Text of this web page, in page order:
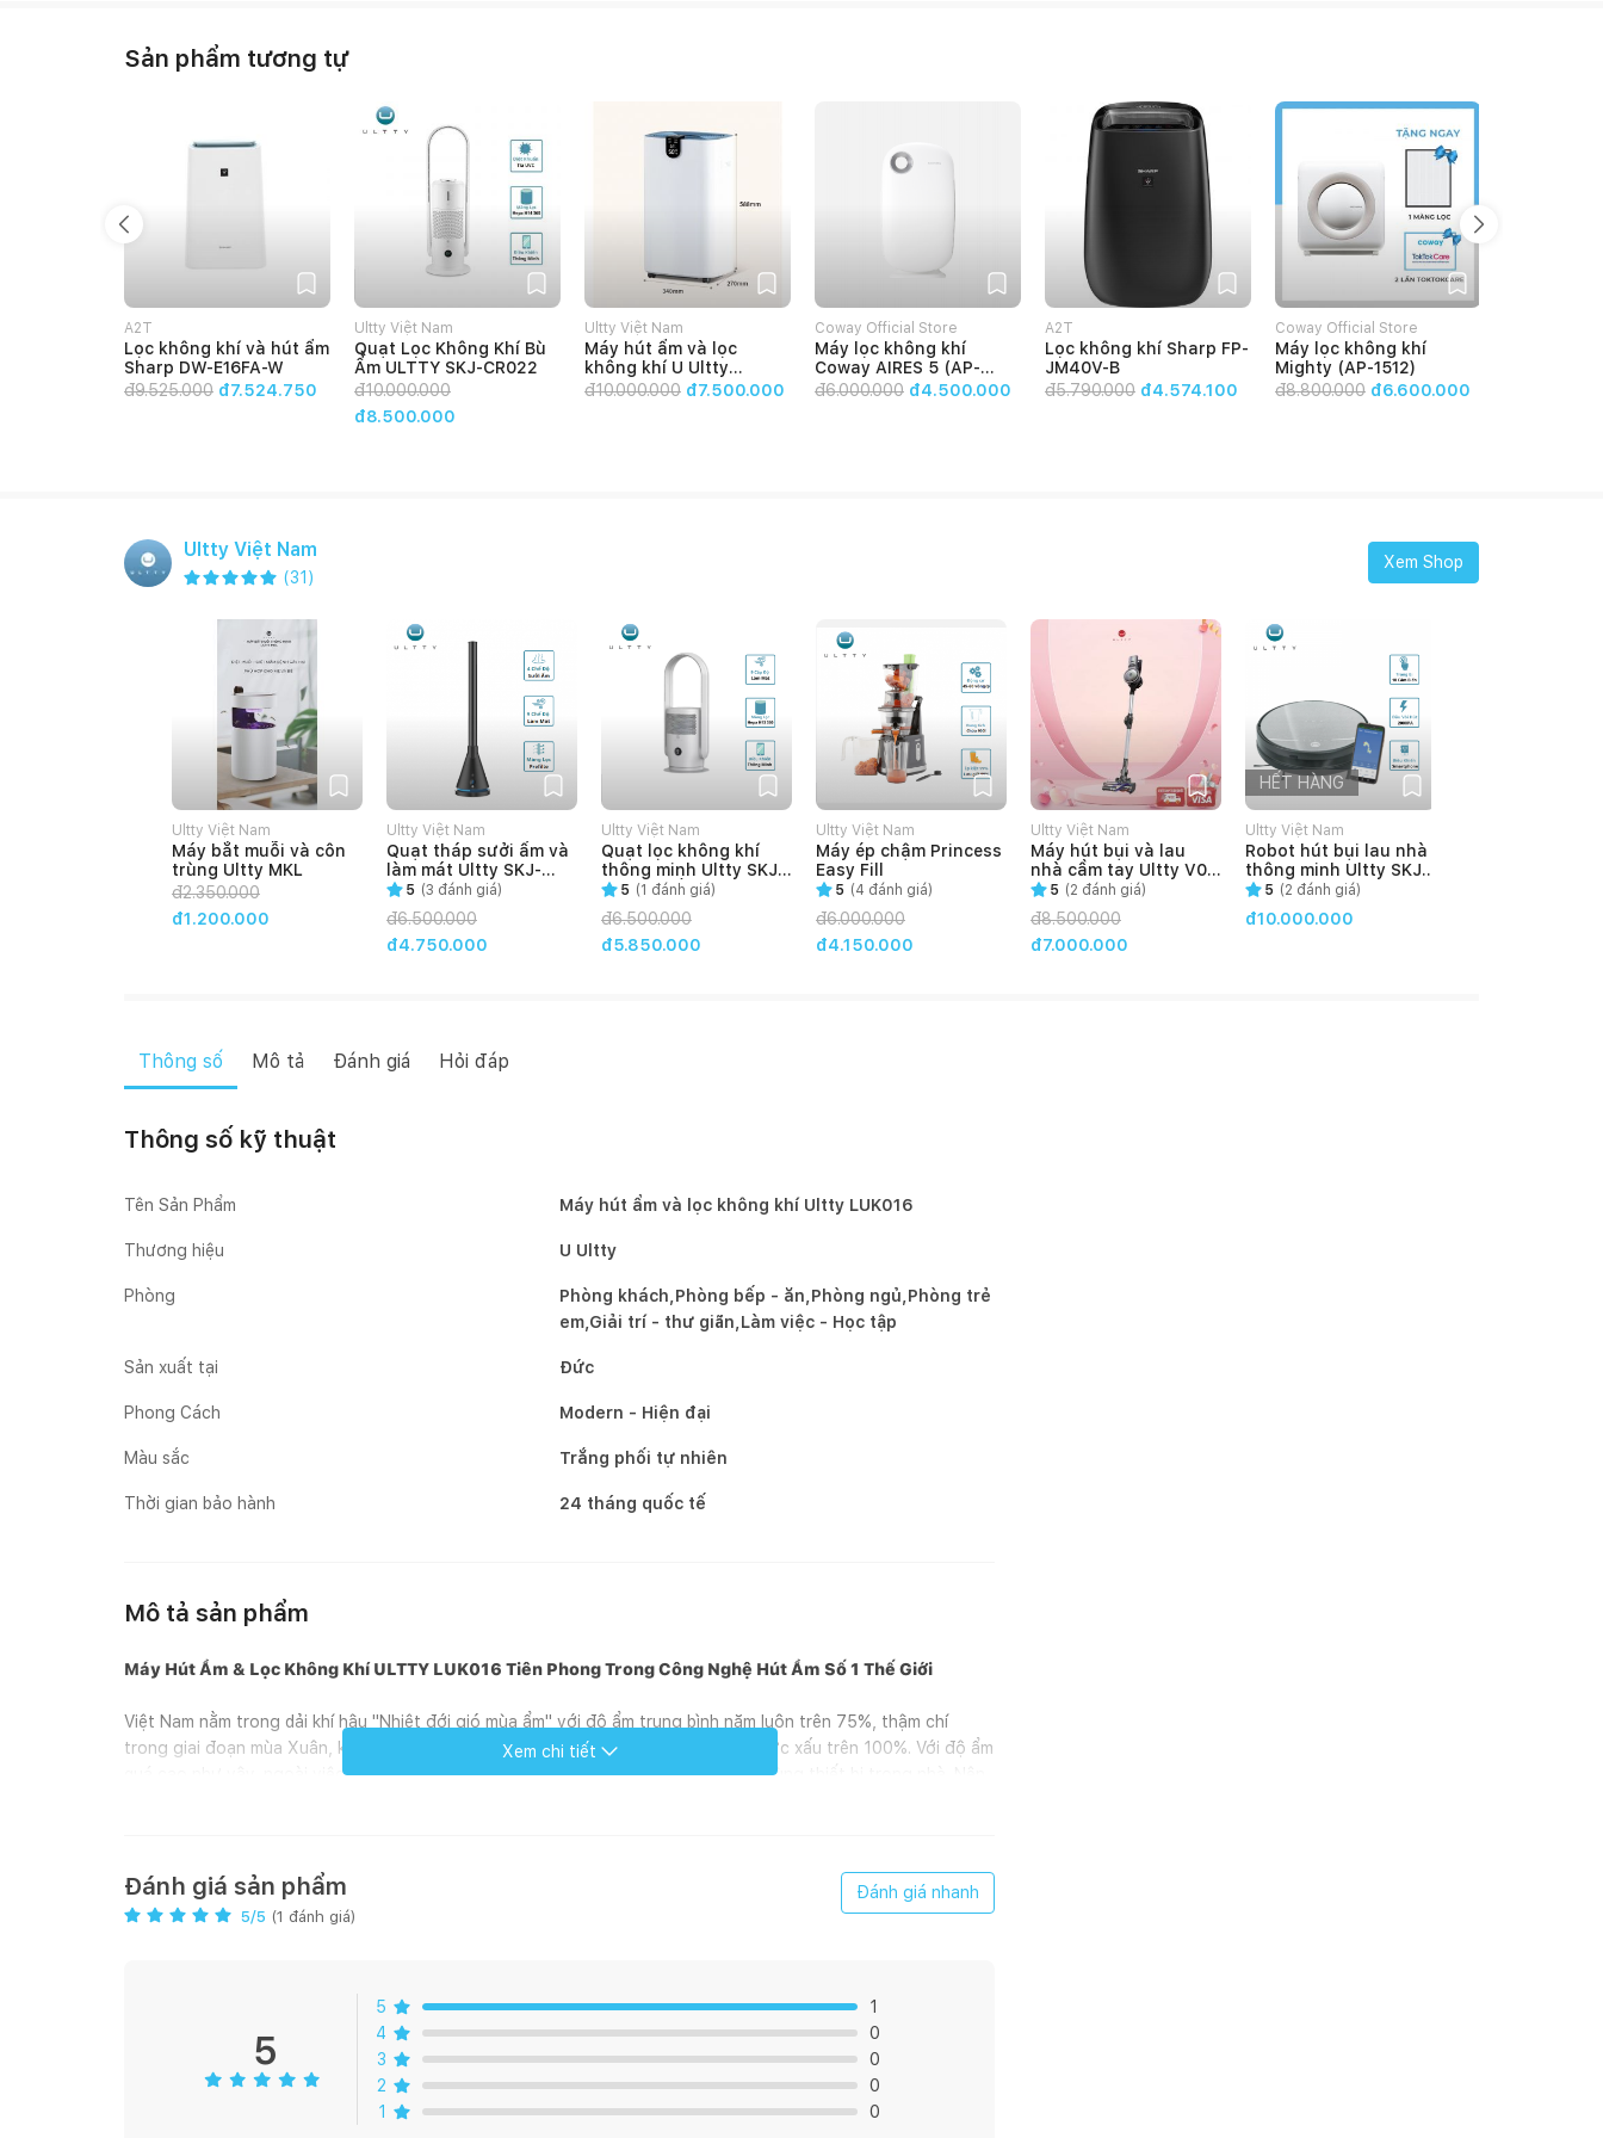
Sản phẩm tương tự
A2T
Lọc không khí và hút ẩm
Sharp DW-E16FA-W
đ9.525.000 đ7.524.750
Ultty Việt Nam
Quạt Lọc Không Khí Bù
Ẩm ULTTY SKJ-CR022
đ10.000.000
đ8.500.000
Ultty Việt Nam
Máy hút ẩm và lọc
không khí U Ultty
Hercules
đ10.000.000 đ7.500.000
Coway Official Store
Máy lọc không khí
Coway AIRES 5 (AP-
0509DH)
đ6.000.000 đ4.500.000
A2T
Lọc không khí Sharp FP-
JM40V-B
đ5.790.000 đ4.574.100
Coway Official Store
Máy lọc không khí
Mighty (AP-1512)
đ8.800.000 đ6.600.000
Ultty Việt Nam
(31 )
Xem Shop
Ultty Việt Nam
Máy bắt muỗi và côn
trùng Ultty MKL
đ2.350.000
đ1.200.000
Ultty Việt Nam
Quạt tháp sưởi ấm và
làm mát Ultty SKJ-
CR018H - Đen
5 (3 đánh giá)
đ6.500.000
đ4.750.000
Ultty Việt Nam
Quạt lọc không khí
thông minh Ultty SKJ-
CR021 Trắng
5 (1 đánh giá)
đ6.500.000
đ5.850.000
Ultty Việt Nam
Máy ép chậm Princess
Easy Fill
5 (4 đánh giá)
đ6.000.000
đ4.150.000
Ultty Việt Nam
Máy hút bụi và lau
nhà cầm tay Ultty V08
(Tặng kèm 01 nước lau
sàn cho mỗi Robot
bán ra)
5 (2 đánh giá)
đ8.500.000
đ7.000.000
HẾT HÀNG
Ultty Việt Nam
Robot hút bụi lau nhà
thông minh Ultty SKJ-
RB01X (Tặng nước lau
sàn khử khuẩn chuyên
dụng cho Robot U
5 (2 đánh giá)
đ10.000.000
Thông số Mô tả Đánh giá Hỏi đáp
Thông số kỹ thuật
Tên Sản Phẩm Máy hút ẩm và lọc không khí Ultty LUK016
Thương hiệu U Ultty
Phòng
Phòng khách,Phòng bếp - ăn,Phòng ngủ,Phòng trẻ
em,Giải trí - thư giãn,Làm việc - Học tập
Sản xuất tại Đức
Phong Cách Modern - Hiện đại
Màu sắc Trắng phối tự nhiên
Thời gian bảo hành 24 tháng quốc tế
Mô tả sản phẩm
Máy Hút Ẩm & Lọc Không Khí ULTTY LUK016 Tiên Phong Trong Công Nghệ Hút Ẩm Số 1 Thế Giới
Việt Nam nằm trong dải khí hậu "Nhiệt đới gió mùa ẩm" với độ ẩm trung bình năm luôn trên 75%, thậm chí
trong giai đoạn mùa Xuân, khu vực miền Bắc, miền Trung còn đối diện với độ ẩm cực xấu trên 100%. Với độ ẩm
quá cao như vậy, ngoài việc ảnh hưởng tới sức khỏe, còn ảnh hưởng tuổi thọ đồ dùng thiết bị trong nhà. Nên
Xem chi tiết
Đánh giá sản phẩm
5/5 (1 đánh giá)
Đánh giá nhanh
5
5
1
4
0
3
0
2
0
1
0